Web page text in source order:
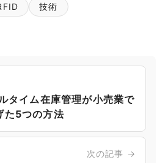
技術
タイム在庫管理が小売業で
た5つの方法
次の記事 →